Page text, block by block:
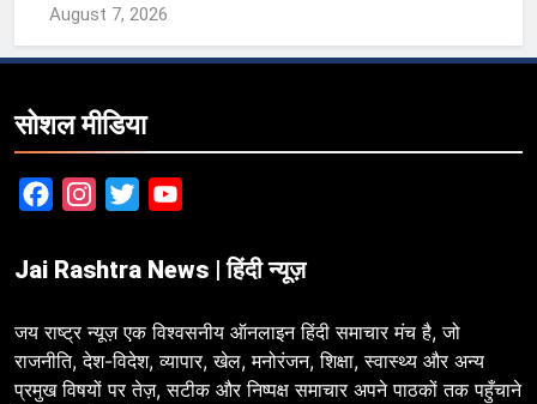
August 7, 2026
सोशल मीडिया
FacebookInstagram
Twitter
Jai Rashtra News | हिंदी न्यूज़
जय राष्ट्र न्यूज़ एक विश्वसनीय ऑनलाइन हिंदी समाचार मंच है, जो
राजनीति, देश-विदेश, व्यापार, खेल, मनोरंजन, शिक्षा, स्वास्थ्य और अन्य
प्रमुख विषयों पर तेज़, सटीक और निष्पक्ष समाचार अपने पाठकों तक पहुँचाने